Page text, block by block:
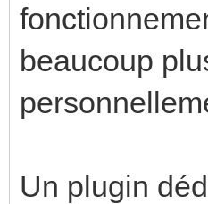
beaucoup
Un plugin